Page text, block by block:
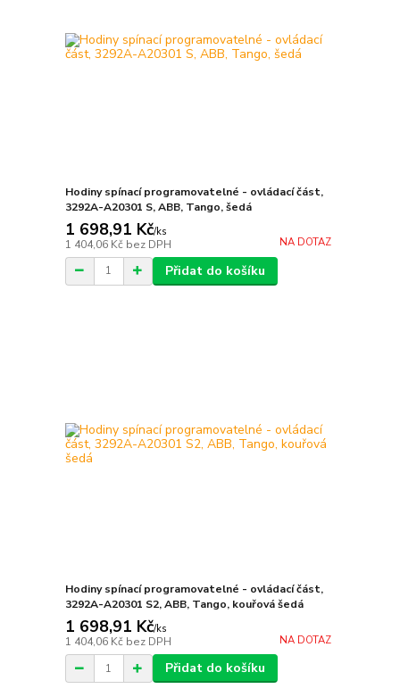
Hodiny spínací programovatelné - ovládací část,
3292A-A20301 S, ABB, Tango, šedá
1 698,91 Kč/ks
1 404,06 Kč bez DPH NA DOTAZ
Přidat do košíku
Hodiny spínací programovatelné - ovládací část,
3292A-A20301 S2, ABB, Tango, kouřová šedá
1 698,91 Kč/ks
1 404,06 Kč bez DPH NA DOTAZ
Přidat do košíku